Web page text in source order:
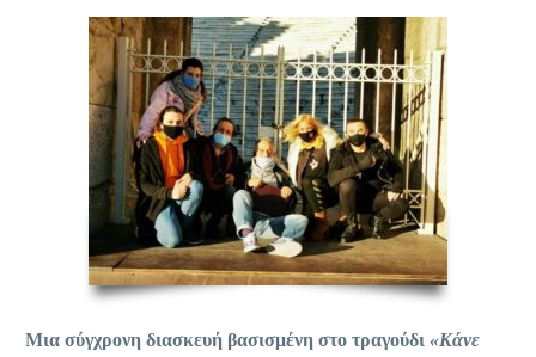
Μια σύγχρονη διασκευή βασισμένη στο τραγούδι «Κάνε